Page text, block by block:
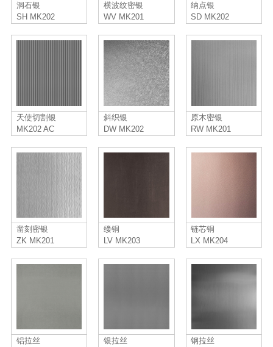
洞石银
SH MK202
横波纹密银
WV MK201
纳点银
SD MK202
天使切割银
MK202 AC
斜织银
DW MK202
原木密银
RW MK201
凿刻密银
ZK MK201
缕铜
LV MK203
链芯铜
LX MK204
铝拉丝
银拉丝
钢拉丝